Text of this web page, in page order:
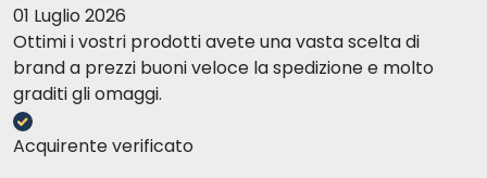
01 Luglio 2026
Ottimi i vostri prodotti avete una vasta scelta di
brand a prezzi buoni veloce la spedizione e molto
graditi gli omaggi.
Acquirente verificato